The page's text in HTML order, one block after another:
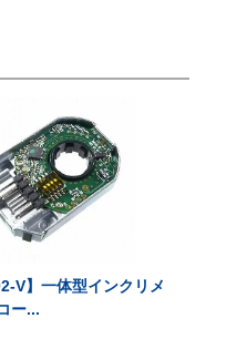
V】一体型インクリメ
ー...